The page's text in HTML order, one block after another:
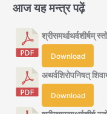
आज यह मन्त्र पढ़ें
श्रीसमर्थाथर्वशीर्षम्
Download
अथर्वशिरोपनिषत्
Download